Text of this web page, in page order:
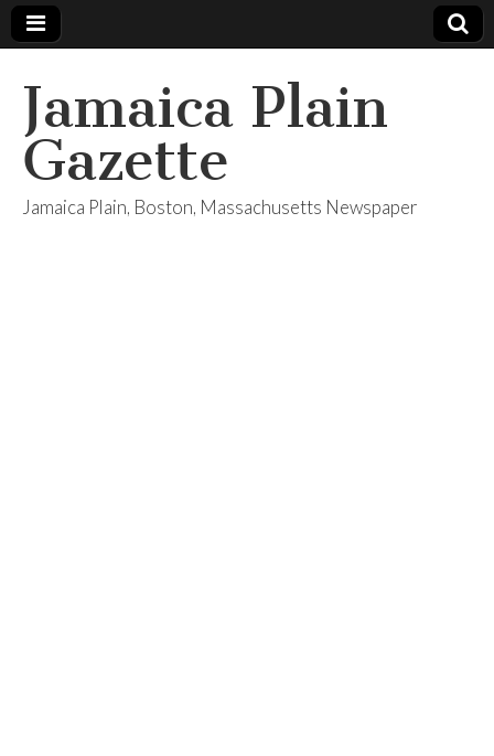
Jamaica Plain
Gazette
Jamaica Plain, Boston, Massachusetts Newspaper